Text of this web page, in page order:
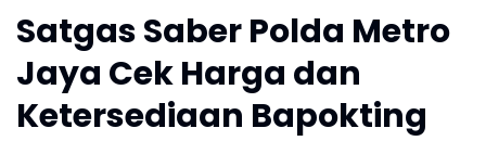
Satgas Saber Polda Metro
Jaya Cek Harga dan
Ketersediaan Bapokting